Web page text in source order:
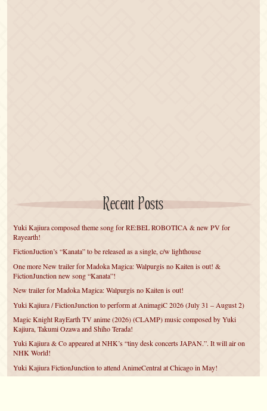
Recent Posts
Yuki Kajiura composed theme song for RE:BEL ROBOTICA & new PV for
Rayearth!
FictionJuction’s “Kanata” to be released as a single, c/w lighthouse
One more New trailer for Madoka Magica: Walpurgis no Kaiten is out! &
FictionJunction new song “Kanata”!
New trailer for Madoka Magica: Walpurgis no Kaiten is out!
Yuki Kajiura / FictionJunction to perform at AnimagiC 2026 (July 31 – August 2)
Magic Knight RayEarth TV anime (2026) (CLAMP) music composed by Yuki
Kajiura, Takumi Ozawa and Shiho Terada!
Yuki Kajiura & Co appeared at NHK’s “tiny desk concerts JAPAN.”. It will air on
NHK World!
Yuki Kajiura FictionJunction to attend AnimeCentral at Chicago in May!